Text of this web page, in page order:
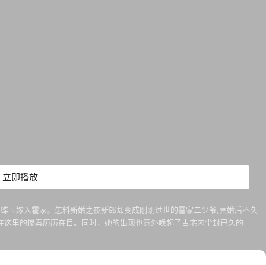
立即播放
玉嫁入霍家。怎料新婚之夜新郎却变成刚刚过世的霍家二少爷,冥婚后不久
里的惨案历历在目。同时，她的出现也意外唤起了古宅内尘封已久的孤